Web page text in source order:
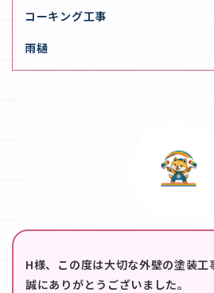
コーキング工事
雨樋
H様、この度は大切な外壁の塗装工
誠にありがとうございました。